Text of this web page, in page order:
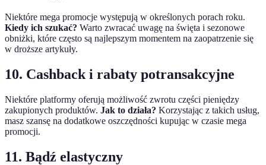
Niektóre mega promocje występują w określonych porach roku.
Kiedy ich szukać? Warto zwracać uwagę na święta i sezonowe
obniżki, które często są najlepszym momentem na zaopatrzenie się
w droższe artykuły.
10. Cashback i rabaty potransakcyjne
Niektóre platformy oferują możliwość zwrotu części pieniędzy
zakupionych produktów. Jak to działa? Korzystając z takich usług,
masz szansę na dodatkowe oszczędności kupując w czasie mega
promocji.
11. Bądź elastyczny